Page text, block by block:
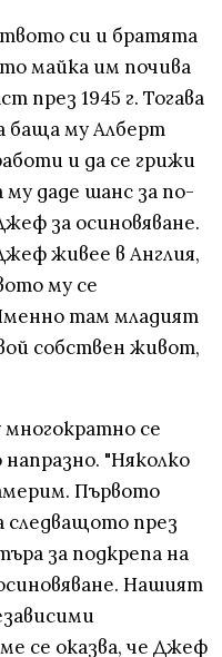
си и братята
майка им почива
през 1945 г. Тогава
баща му Алберт
и да се грижи
му даде шанс за по-
за осиновяване.
живее в Англия,
му се
там младият
собствен живот,
се
"Няколко
Първото
следващото през
за подкрепа на
Нашият
се оказва, че Джеф